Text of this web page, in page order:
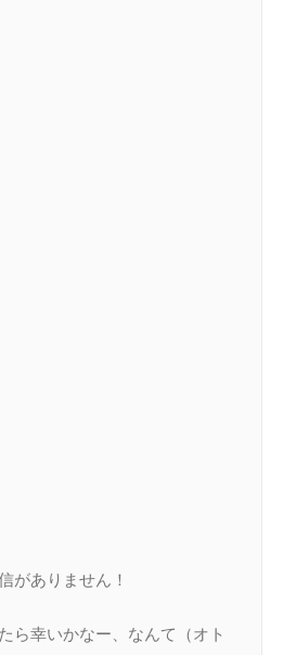
がありません！
ら幸いかなー、なんて（オト